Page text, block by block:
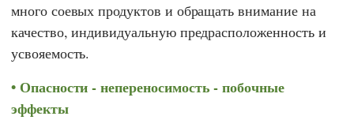
много соевых продуктов и обращать внимание на
качество, индивидуальную предрасположенность и
усвояемость.
Опасности - непереносимость - побочные
эффекты